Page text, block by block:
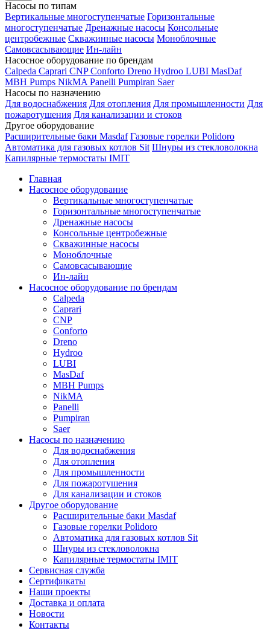
Насосы по типам
Вертикальные многоступенчатые Горизонтальные
многоступенчатые Дренажные насосы Консольные
центробежные Скважинные насосы Моноблочные
Самовсасывающие Ин-лайн
Насосное оборудование по брендам
Calpeda Caprari CNP Conforto Dreno Hydroo LUBI MasDaf
MBH Pumps NikMA Panelli Pumpiran Saer
Насосы по назначению
Для водоснабжения Для отопления Для промышленности Для
пожаротушения Для канализации и стоков
Другое оборудование
Расширительные баки Masdaf Газовые горелки Polidoro
Автоматика для газовых котлов Sit Шнуры из стекловолокна
Капилярные термостаты IMIT
Главная
Насосное оборудование
Вертикальные многоступенчатые
Горизонтальные многоступенчатые
Дренажные насосы
Консольные центробежные
Скважинные насосы
Моноблочные
Самовсасывающие
Ин-лайн
Насосное оборудование по брендам
Calpeda
Caprari
CNP
Conforto
Dreno
Hydroo
LUBI
MasDaf
MBH Pumps
NikMA
Panelli
Pumpiran
Saer
Насосы по назначению
Для водоснабжения
Для отопления
Для промышленности
Для пожаротушения
Для канализации и стоков
Другое оборудование
Расширительные баки Masdaf
Газовые горелки Polidoro
Автоматика для газовых котлов Sit
Шнуры из стекловолокна
Капилярные термостаты IMIT
Сервисная служба
Сертификаты
Наши проекты
Доставка и оплата
Новости
Контакты